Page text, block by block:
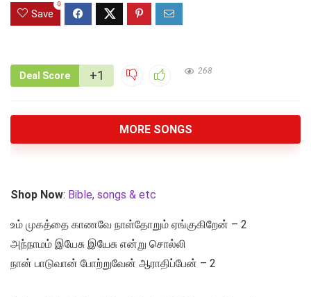
Save
0
Deal Score +1 268
MORE SONGS
Shop Now: Bible, songs & etc
உம் முகத்தை காணவே நாள்தோறும் ஏங்குகிறேன் – 2
அந்நாமம் இயேசு இயேசு என்று சொல்லி
நான் பாடுவான் போற்றுவேன் ஆராதிப்பேன் – 2